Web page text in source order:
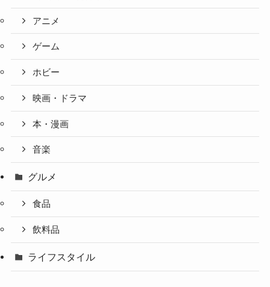
アニメ
ゲーム
ホビー
映画・ドラマ
本・漫画
音楽
グルメ
食品
飲料品
ライフスタイル